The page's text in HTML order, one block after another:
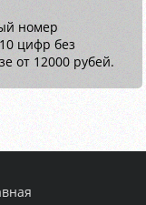
номер
цифр без
от 12000 рубей.